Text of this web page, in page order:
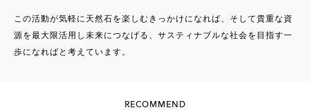
この活動が気軽に天然石を楽しむきっかけになれば、そして貴重な資
源を最大限活用し未来につなげる、サスティナブルな社会を目指す一
歩になればと考えています。
RECOMMEND